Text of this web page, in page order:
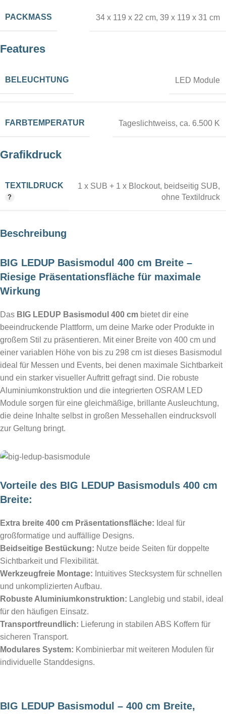
Beschreibung
BIG LEDUP Basismodul 400 cm Breite –
Riesige Präsentationsfläche für maximale
Wirkung
Das BIG LEDUP Basismodul 400 cm bietet dir eine
beeindruckende Plattform, um deine Marke oder Produkte in
großem Stil zu präsentieren. Mit einer Breite von 400 cm und
einer variablen Höhe von bis zu 298 cm ist dieses Basismodul
ideal für Messen und Events, bei denen maximale Sichtbarkeit
und ein starker visueller Auftritt gefragt sind. Die robuste
Aluminiumkonstruktion und die integrierten OSRAM LED
Module sorgen für eine gleichmäßige, brillante Ausleuchtung,
die deine Inhalte selbst in großen Messehallen eindrucksvoll
zur Geltung bringt.
Vorteile des BIG LEDUP Basismoduls 400 cm
Breite:
Extra breite 400 cm Präsentationsfläche: Ideal für
großformatige und auffällige Designs.
Beidseitige Bestückung: Nutze beide Seiten für doppelte
Sichtbarkeit und Flexibilität.
Werkzeugfreie Montage: Intuitives Stecksystem für schnellen
und unkomplizierten Aufbau.
Robuste Aluminiumkonstruktion: Langlebig und stabil, ideal
für den häufigen Einsatz.
Transportfreundlich: Lieferung in stabilen ABS Koffern für
sicheren Transport.
Modulares System: Kombinierbar mit weiteren Modulen für
individuelle Standdesigns.
BIG LEDUP Basismodul – 400 cm Breite,
PACKMASS 34 x 119 x 22 cm, 39 x 119 x 31 cm
Features
BELEUCHTUNG LED Module
FARBTEMPERATUR Tageslichtweiss, ca. 6.500 K
Grafikdruck
TEXTILDRUCK 1 x SUB + 1 x Blockout, beidseitig SUB,
ohne Textildruck